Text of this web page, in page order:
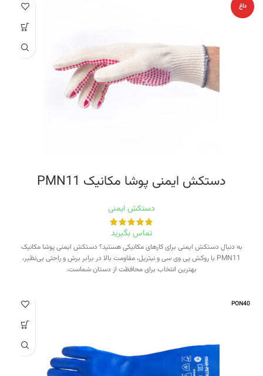
داغ
دستکش ایمنی پوشا مکانیک PMN11
دستکش ایمنی
تماس بگیرید
به دنبال دستکش ایمنی برای کارهای مکانیکی هستید؟ دستکش ایمنی پوشا مکانیک
PMN11 با روکش پی وی سی و نیتریل، مقاومت بالا در برابر برش و راحتی بی‌نظیر،
بهترین انتخاب برای محافظت از دستان شماست.
PON40